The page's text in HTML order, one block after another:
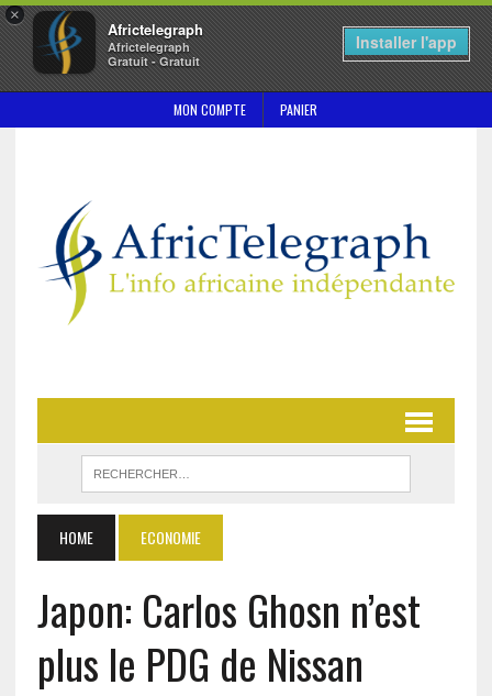
×
Africtelegraph
Africtelegraph
Gratuit - Gratuit
Installer l'app
MON COMPTE PANIER
HOME ECONOMIE
Japon: Carlos Ghosn n’est
plus le PDG de Nissan